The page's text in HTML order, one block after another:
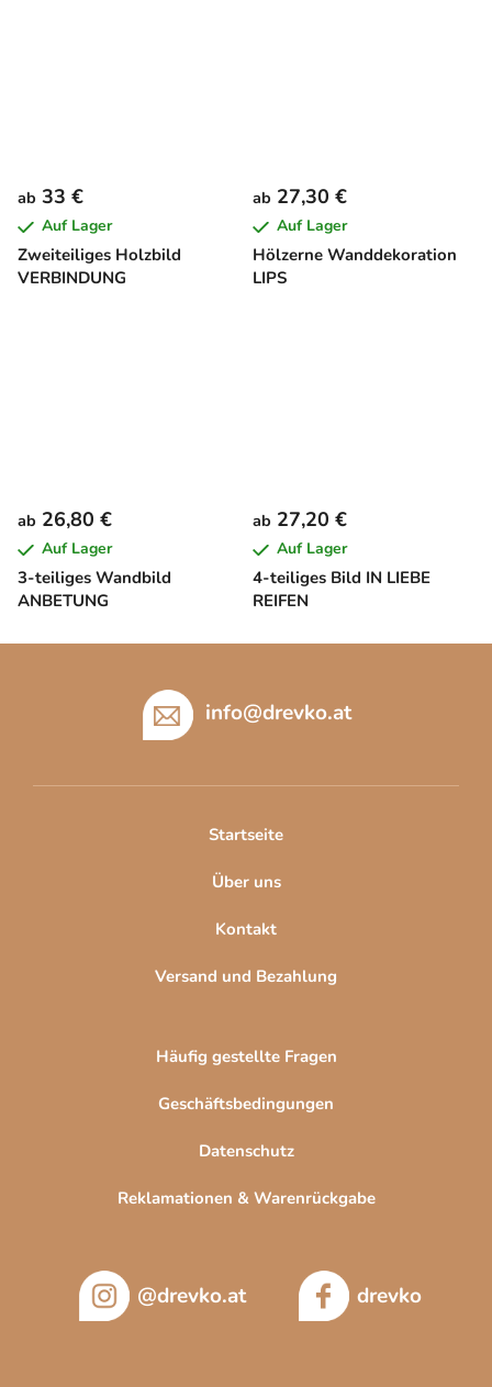
Zweiteiliges Holzbild
VERBINDUNG
ab 33 €
Auf Lager
Hölzerne Wanddekoration
LIPS
ab 27,30 €
Auf Lager
3-teiliges Wandbild
ANBETUNG
ab 26,80 €
Auf Lager
4-teiliges Bild IN LIEBE
REIFEN
ab 27,20 €
Auf Lager
info@drevko.at
Startseite
Über uns
Kontakt
Versand und Bezahlung
Häufig gestellte Fragen
Geschäftsbedingungen
Datenschutz
Reklamationen & Warenrückgabe
@drevko.at drevko